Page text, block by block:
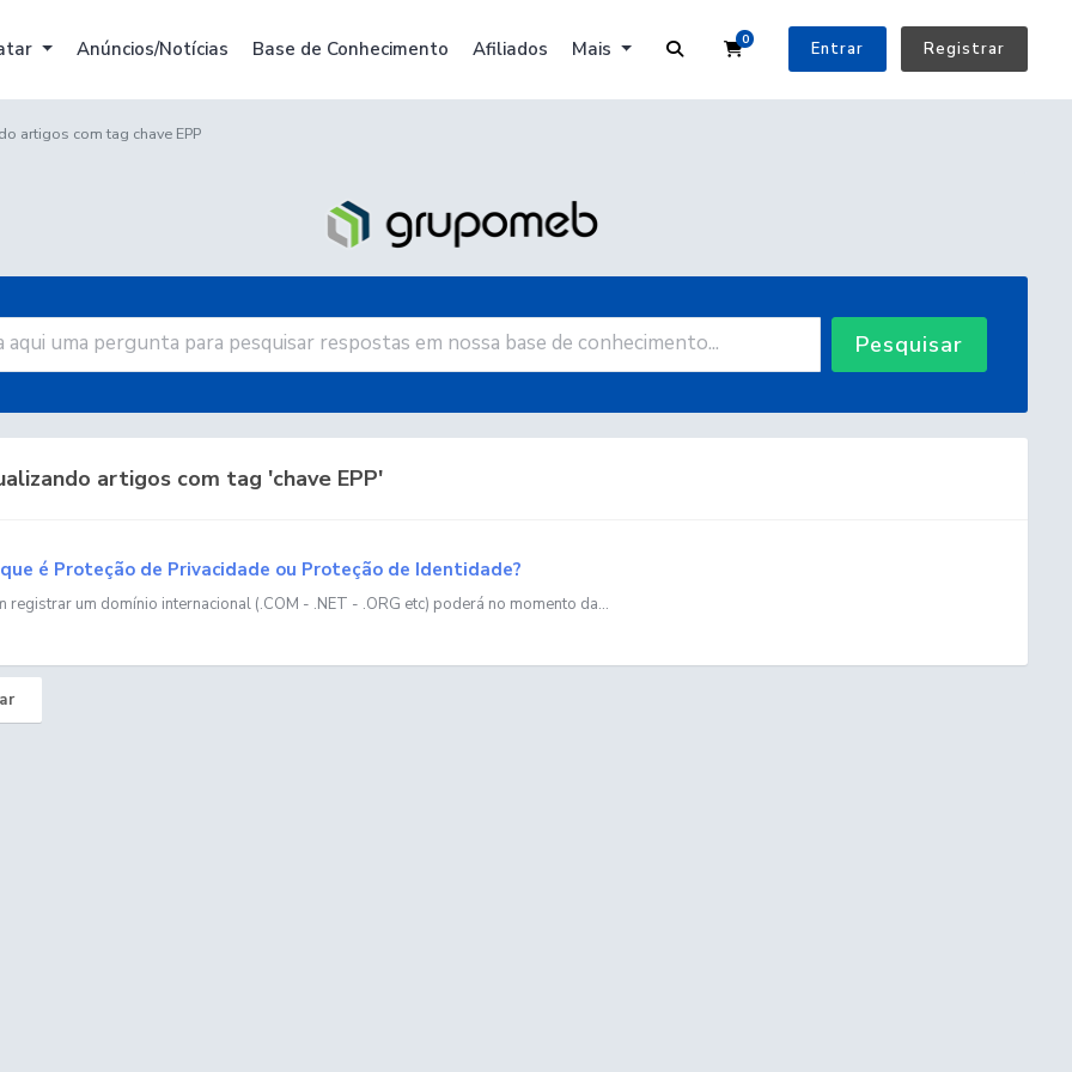
Anúncios/Notícias Base de Conhecimento Afiliados Mais 0Carrinho de Compras
Entrar Registrar
artigos com tag chave EPP
Pesquisar
artigos com tag 'chave EPP'
é Proteção de Privacidade ou Proteção de Identidade?
registrar um domínio internacional (.COM - .NET - .ORG etc) poderá no momento da...